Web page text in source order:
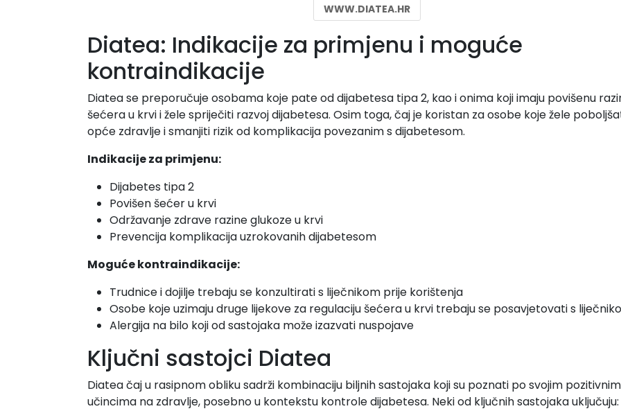
WWW.DIATEA.HR
Diatea: Indikacije za primjenu i moguće
kontraindikacije
Diatea se preporučuje osobama koje pate od dijabetesa tipa 2, kao i onima koji imaju povišenu
šećera u krvi i žele spriječiti razvoj dijabetesa. Osim toga, čaj je koristan za osobe koje žele
opće zdravlje i smanjiti rizik od komplikacija povezanim s dijabetesom.
Indikacije za primjenu:
Dijabetes tipa 2
Povišen šećer u krvi
Održavanje zdrave razine glukoze u krvi
Prevencija komplikacija uzrokovanih dijabetesom
Moguće kontraindikacije:
Trudnice i dojilje trebaju se konzultirati s liječnikom prije korištenja
Osobe koje uzimaju druge lijekove za regulaciju šećera u krvi trebaju se posavjetovati s
Alergija na bilo koji od sastojaka može izazvati nuspojave
Ključni sastojci Diatea
Diatea čaj u rasipnom obliku sadrži kombinaciju biljnih sastojaka koji su poznati po svojim pozitivnim
učincima na zdravlje, posebno u kontekstu kontrole dijabetesa. Neki od ključnih sastojaka uključuju: